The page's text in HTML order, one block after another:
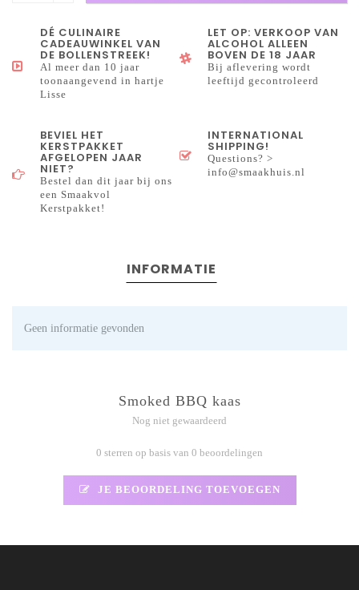
DÉ CULINAIRE
CADEAUWINKEL VAN
DE BOLLENSTREEK!
Al meer dan 10 jaar
toonaangevend in hartje
Lisse
LET OP: VERKOOP VAN
ALCOHOL ALLEEN
BOVEN DE 18 JAAR
Bij aflevering wordt
leeftijd gecontroleerd
BEVIEL HET
KERSTPAKKET
AFGELOPEN JAAR
NIET?
Bestel dan dit jaar bij ons
een Smaakvol
Kerstpakket!
INTERNATIONAL
SHIPPING!
Questions? >
info@smaakhuis.nl
INFORMATIE
Geen informatie gevonden
Smoked BBQ kaas
Nog niet gewaardeerd
0 sterren op basis van 0 beoordelingen
JE BEOORDELING TOEVOEGEN